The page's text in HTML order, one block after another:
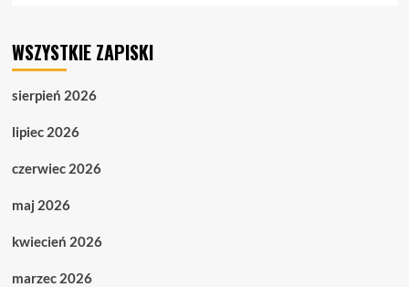
30.06.
WSZYSTKIE ZAPISKI
sierpień 2026
lipiec 2026
czerwiec 2026
maj 2026
kwiecień 2026
marzec 2026